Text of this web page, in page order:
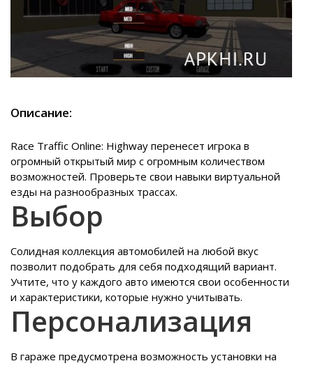
Описание:
Race Traffic Online: Highway перенесет игрока в
огромный открытый мир с огромным количеством
возможностей. Проверьте свои навыки виртуальной
езды на разнообразных трассах.
Выбор
Солидная коллекция автомобилей на любой вкус
позволит подобрать для себя подходящий вариант.
Учтите, что у каждого авто имеются свои особенности
и характеристики, которые нужно учитывать.
Персонализация
В гараже предусмотрена возможность установки на